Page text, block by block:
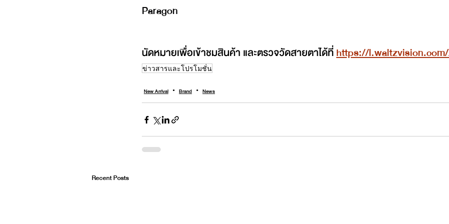
Paragon
นัดหมายเพื่อเข้าชมสินค้า และตรวจวัดสายตาได้ที่ https://
ข่าวสารและโปรโมชั่น
New Arrival Brand News
Recent Posts